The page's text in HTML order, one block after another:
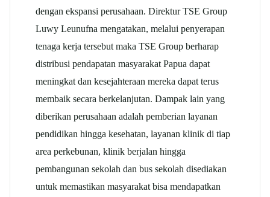
dengan ekspansi perusahaan. Direktur TSE Group
Luwy Leunufna mengatakan, melalui penyerapan
tenaga kerja tersebut maka TSE Group berharap
distribusi pendapatan masyarakat Papua dapat
meningkat dan kesejahteraan mereka dapat terus
membaik secara berkelanjutan. Dampak lain yang
diberikan perusahaan adalah pemberian layanan
pendidikan hingga kesehatan, layanan klinik di tiap
area perkebunan, klinik berjalan hingga
pembangunan sekolah dan bus sekolah disediakan
untuk memastikan masyarakat bisa mendapatkan